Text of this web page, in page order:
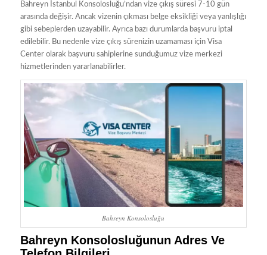
Bahreyn İstanbul Konsolosluğu’ndan vize çıkış süresi 7-10 gün
arasında değişir. Ancak vizenin çıkması belge eksikliği veya yanlışlığı
gibi sebeplerden uzayabilir. Ayrıca bazı durumlarda başvuru iptal
edilebilir. Bu nedenle vize çıkış sürenizin uzamaması için Visa
Center olarak başvuru sahiplerine sunduğumuz vize merkezi
hizmetlerinden yararlanabilirler.
Bahreyn Konsolosluğu
Bahreyn Konsolosluğunun Adres Ve